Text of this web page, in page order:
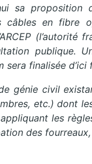
sa
câbles en fibre
(l’autorité
publique.
sera finalisée d’ici
génie civil
etc.) dont
les
des